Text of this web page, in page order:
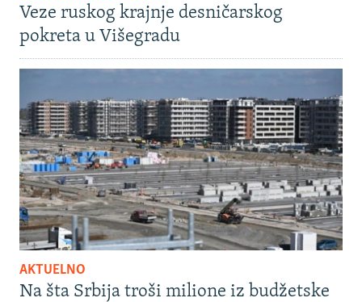
Veze ruskog krajnje desničarskog
pokreta u Višegradu
AKTUELNO
Na šta Srbija troši milione iz budžetske